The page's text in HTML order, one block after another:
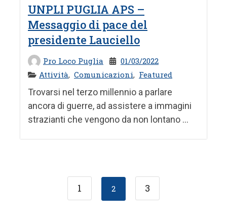
UNPLI PUGLIA APS –
Messaggio di pace del
presidente Lauciello
Pro Loco Puglia
01/03/2022
Attività, Comunicazioni, Featured
Trovarsi nel terzo millennio a parlare
ancora di guerre, ad assistere a immagini
strazianti che vengono da non lontano ...
1 2 3